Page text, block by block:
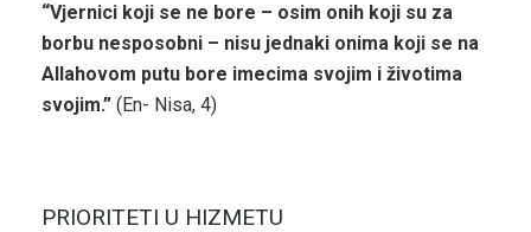
“Vjernici koji se ne bore – osim onih koji su za
borbu nesposobni – nisu jednaki onima koji se na
Allahovom putu bore imecima svojim i životima
svojim.” (En- Nisa, 4)
PRIORITETI U HIZMETU